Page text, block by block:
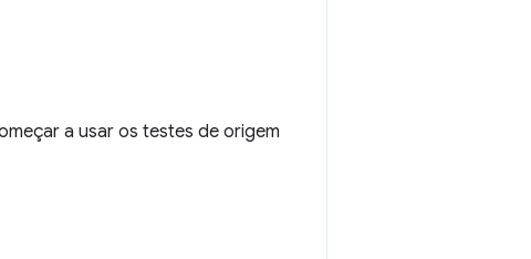
a usar os testes de origem